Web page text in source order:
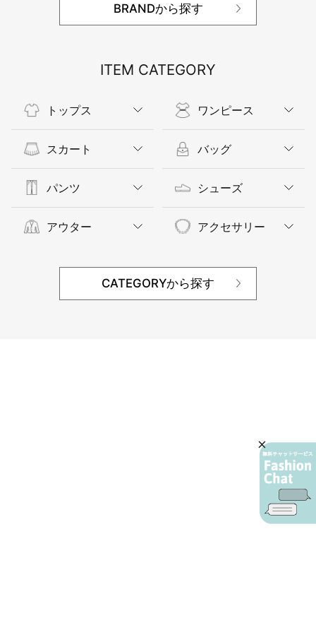
BRANDから探す
ITEM CATEGORY
トップス
スカート
パンツ
アウター
ワンピース
バッグ
シューズ
アクセサリー
CATEGORYから探す